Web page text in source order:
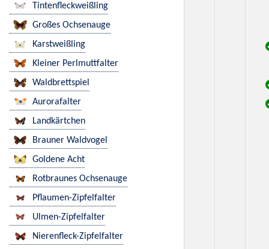
Tintenfleckweißling
Großes Ochsenauge
Karstweißling
Kleiner Perlmuttfalter
Waldbrettspiel
Aurorafalter
Landkärtchen
Brauner Waldvogel
Goldene Acht
Rotbraunes Ochsenauge
Pflaumen-Zipfelfalter
Ulmen-Zipfelfalter
Nierenfleck-Zipfelfalter